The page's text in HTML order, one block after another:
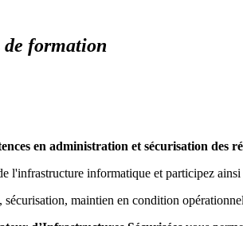
de formation
en administration et sécurisation
l'infrastructure informatique et participez
sécurisation, maintien en condition